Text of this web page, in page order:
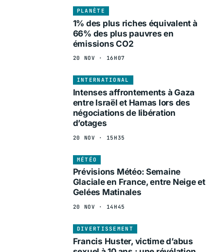
PLANÈTE
1% des plus riches équivalent à
66% des plus pauvres en
émissions CO2
20 NOV · 16H07
INTERNATIONAL
Intenses affrontements à Gaza
entre Israël et Hamas lors des
négociations de libération
d’otages
20 NOV · 15H35
MÉTÉO
Prévisions Météo: Semaine
Glaciale en France, entre Neige et
Gelées Matinales
20 NOV · 14H45
DIVERTISSEMENT
Francis Huster, victime d’abus